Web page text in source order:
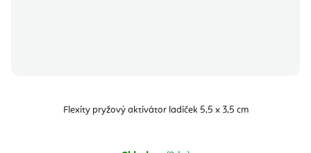
Flexity pryžový aktivátor ladiček 5,5 x 3,5 cm